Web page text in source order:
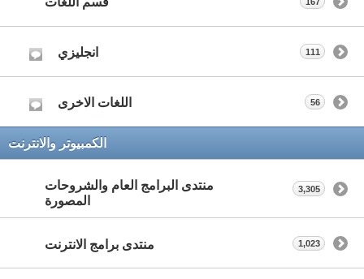
انجليزي 111
اللغات الاخرى 56
الكمبيوتر والانترنت
منتدى البرامج العام والشروحات
المصورة
3,305
منتدى برامج الانترنت 1,023